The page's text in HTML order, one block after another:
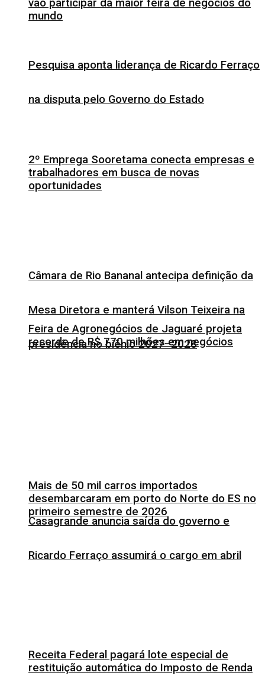
Pesquisa aponta liderança de Ricardo Ferraço
na disputa pelo Governo do Estado
Câmara de Rio Bananal antecipa definição da
Mesa Diretora e manterá Vilson Teixeira na
presidência no biênio 2027–2028
Casagrande anuncia saída do governo e
Ricardo Ferraço assumirá o cargo em abril
vão participar da maior feira de negócios do
mundo
2º Emprega Sooretama conecta empresas e
trabalhadores em busca de novas
oportunidades
Feira de Agronegócios de Jaguaré projeta
recorde de R$ 770 milhões em negócios
Mais de 50 mil carros importados
desembarcaram em porto do Norte do ES no
primeiro semestre de 2026
Receita Federal pagará lote especial de
restituição automática do Imposto de Renda